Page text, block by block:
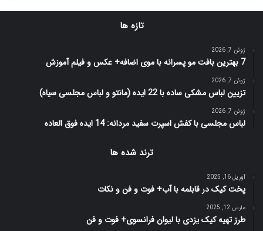
تازه ها
ژوئن 7, 2026
7 بهترین بافت مو پسرانه با موی اضافه+ عکس و فیلم آموزش
ژوئن 7, 2026
تزیین لباس مشکی ساده با 22 ایده (مانتو و لباس مجلسی سیاه)
ژوئن 7, 2026
لباس مجلسی با کفش اسپرت سفید مردانه: 14 ایده فوق العاده
ترند شده ها
آوریل 16, 2025
پخت کیک در قابلمه با آب+ فوت و فن و نکات
مارس 12, 2025
طرز تهیه کیک یزدی با لیوان فرانسوی+ فوت و فن